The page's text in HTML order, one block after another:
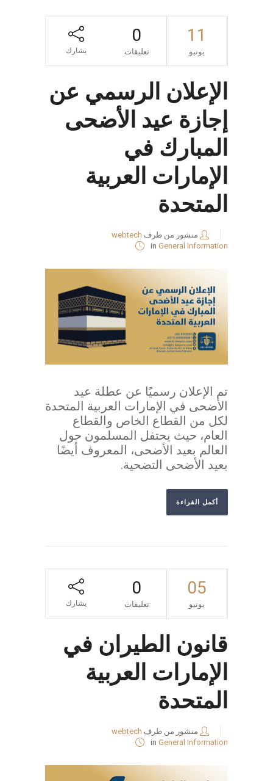
11
يونيو
0
تعليقات يشارك
الإعلان الرسمي عن
إجازة عيد الأضحى
المبارك في
الإمارات العربية
المتحدة
منشور من طرف webtech
in General Information
تم الإعلان رسميًا عن عطلة عيد
الأضحى في الإمارات العربية المتحدة
لكل من القطاع الخاص والقطاع
العام، حيث يحتفل المسلمون حول
العالم بعيد الأضحى، المعروف أيضًا
بعيد الأضحى التضحية.
أكمل القراءة
05
يونيو
0
تعليقات يشارك
قانون الطيران في
الإمارات العربية
المتحدة
منشور من طرف webtech
in General Information